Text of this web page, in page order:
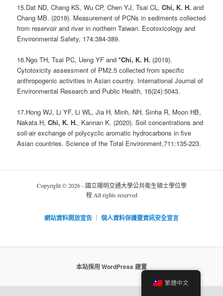
15.Dat ND, Chang KS, Wu CP, Chen YJ, Tsai CL,Chi, K. H. and
Chang MB. (2019). Measurement of PCNs in sediments collected
from reservoir and river in northern Taiwan. Ecotoxicology and
Environmental Safety, 174:384-389.
16.Ngo TH, Tsai PC, Ueng YF and*Chi, K. H. (2019).
Cytotoxicity assessment of PM2.5 collected from specific
anthropogenic activities in Asian country. International Journal of
Environmental Research and Public Health, 16(24):5043.
17.Hong WJ, Li YF, Li WL, Jia H, Minh, NH, Sinha R, Moon HB,
Nakata H,Chi, K. H., Kannan K. (2020). Soil concentrations and
soil-air exchange of polycyclic aromatic hydrocarbons in five
Asian countries. Science of the Total Environment,711:135-223.
Copyright © 2026 - 國立陽明交通大學公共衛生碩士學位學
程 All rights reserved
網站資料開放宣告 ｜ 個人資料保護暨資訊安全宣言
本站採用 WordPress 建置
繁體中文